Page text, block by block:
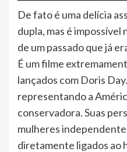
De fato é uma delícia
dupla, mas é
de um passado que já
É um filme
lançados com Doris
representando a
conservadora. Suas
mulheres
diretamente ligados ao